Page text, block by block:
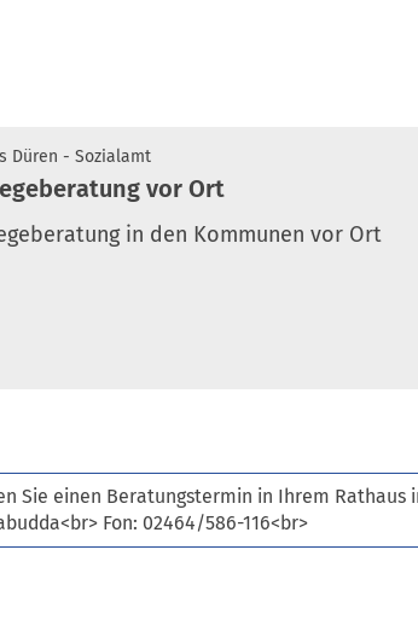
Düren - Sozialamt
vor Ort
in den Kommunen vor Ort
Sie einen Beratungstermin in Ihrem Rathaus
Fon: 02464/586-116<br>